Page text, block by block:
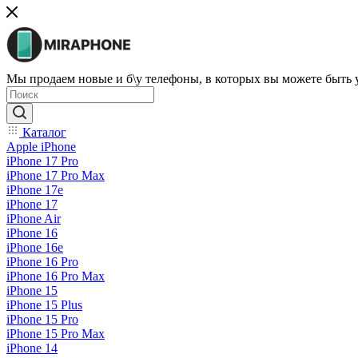
Мы продаем новые и б\у телефоны, в которых вы можете быть
Каталог
Apple iPhone
iPhone 17 Pro
iPhone 17 Pro Max
iPhone 17e
iPhone 17
iPhone Air
iPhone 16
iPhone 16e
iPhone 16 Pro
iPhone 16 Pro Max
iPhone 15
iPhone 15 Plus
iPhone 15 Pro
iPhone 15 Pro Max
iPhone 14